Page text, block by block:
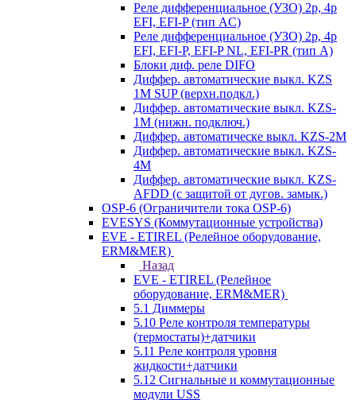
Реле дифференциальное (УЗО) 2р, 4р
EFI, EFI-P (тип AС)
Реле дифференциальное (УЗО) 2р, 4р
EFI, EFI-P, EFI-P NL, EFI-PR (тип A)
Блоки диф. реле DIFO
Диффер. автоматические выкл. KZS
1M SUP (верхн.подкл.)
Диффер. автоматические выкл. KZS-
1M (нижн. подключ.)
Диффер. автоматическе выкл. KZS-2M
Диффер. автоматические выкл. KZS-
4M
Диффер. автоматические выкл. KZS-
AFDD (с защитой от дугов. замык.)
OSP-6 (Ограничители тока OSP-6)
EVESYS (Коммутационные устройства)
EVE - ETIREL (Релейное оборудование,
ERM&MER)
Назад
EVE - ETIREL (Релейное
оборудование, ERM&MER)
5.1 Диммеры
5.10 Реле контроля температуры
(термостаты)+датчики
5.11 Реле контроля уровня
жидкости+датчики
5.12 Сигнальные и коммутационные
модули USS